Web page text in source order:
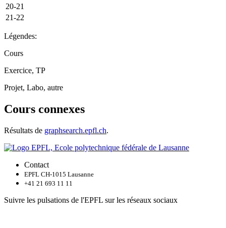
20-21
21-22
Légendes:
Cours
Exercice, TP
Projet, Labo, autre
Cours connexes
Résultats de graphsearch.epfl.ch.
Contact
EPFL CH-1015 Lausanne
+41 21 693 11 11
Suivre les pulsations de l'EPFL sur les réseaux sociaux